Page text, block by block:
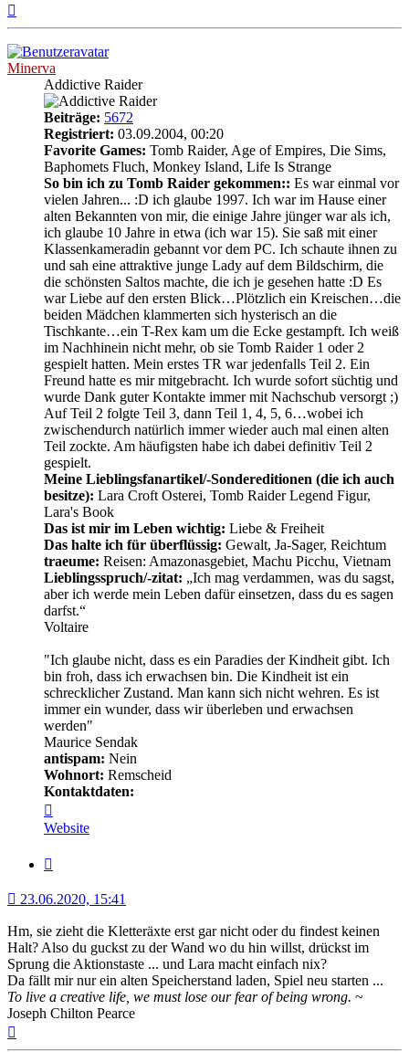
Minerva
Addictive Raider
Beiträge: 5672
Registriert: 03.09.2004, 00:20
Favorite Games: Tomb Raider, Age of Empires, Die Sims,
Baphomets Fluch, Monkey Island, Life Is Strange
So bin ich zu Tomb Raider gekommen:: Es war einmal vor
vielen Jahren... :D ich glaube 1997. Ich war im Hause einer
alten Bekannten von mir, die einige Jahre jünger war als ich,
ich glaube 10 Jahre in etwa (ich war 15). Sie saß mit einer
Klassenkameradin gebannt vor dem PC. Ich schaute ihnen zu
und sah eine attraktive junge Lady auf dem Bildschirm, die
die schönsten Saltos machte, die ich je gesehen hatte :D Es
war Liebe auf den ersten Blick…Plötzlich ein Kreischen…die
beiden Mädchen klammerten sich hysterisch an die
Tischkante…ein T-Rex kam um die Ecke gestampft. Ich weiß
im Nachhinein nicht mehr, ob sie Tomb Raider 1 oder 2
gespielt hatten. Mein erstes TR war jedenfalls Teil 2. Ein
Freund hatte es mir mitgebracht. Ich wurde sofort süchtig und
wurde Dank guter Kontakte immer mit Nachschub versorgt ;)
Auf Teil 2 folgte Teil 3, dann Teil 1, 4, 5, 6…wobei ich
zwischendurch natürlich immer wieder auch mal einen alten
Teil zockte. Am häufigsten habe ich dabei definitiv Teil 2
gespielt.
Meine Lieblingsfanartikel/-Sondereditionen (die ich auch
besitze): Lara Croft Osterei, Tomb Raider Legend Figur,
Lara's Book
Das ist mir im Leben wichtig: Liebe & Freiheit
Das halte ich für überflüssig: Gewalt, Ja-Sager, Reichtum
traeume: Reisen: Amazonasgebiet, Machu Picchu, Vietnam
Lieblingsspruch/-zitat: „Ich mag verdammen, was du sagst,
aber ich werde mein Leben dafür einsetzen, dass du es sagen
darfst.“
Voltaire
"Ich glaube nicht, dass es ein Paradies der Kindheit gibt. Ich
bin froh, dass ich erwachsen bin. Die Kindheit ist ein
schrecklicher Zustand. Man kann sich nicht wehren. Es ist
immer ein wunder, dass wir überleben und erwachsen
werden"
Maurice Sendak
antispam: Nein
Wohnort: Remscheid
Kontaktdaten:
von
Minerva
Website
23.06.2020, 15:41
Hm, sie zieht die Kletteräxte erst gar nicht oder du findest keinen
Halt? Also du guckst zu der Wand wo du hin willst, drückst im
Sprung die Aktionstaste ... und Lara macht einfach nix?
Da fällt mir nur ein alten Speicherstand laden, Spiel neu starten ...
To live a creative life, we must lose our fear of being wrong. ~
Joseph Chilton Pearce